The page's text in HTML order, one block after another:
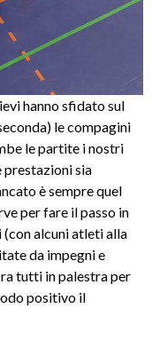
hanno sfidato sul
le compagini
le partite i nostri
sia
è sempre quel
per fare il passo in
alcuni atleti alla
da impegni e
tutti in palestra per
positivo il